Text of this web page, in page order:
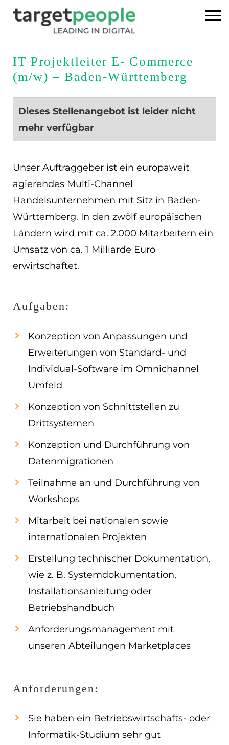
Executive Search
Referenzen
News
DE
EN
IT Projektleiter E- Commerce
(m/w) – Baden-Württemberg
Dieses Stellenangebot ist leider nicht
mehr verfügbar
Unser Auftraggeber ist ein europaweit
agierendes Multi-Channel
Handelsunternehmen mit Sitz in Baden-
Württemberg. In den zwölf europäischen
Ländern wird mit ca. 2.000 Mitarbeitern ein
Umsatz von ca. 1 Milliarde Euro
erwirtschaftet.
Aufgaben:
Konzeption von Anpassungen und
Erweiterungen von Standard- und
Individual-Software im Omnichannel
Umfeld
Konzeption von Schnittstellen zu
Drittsystemen
Konzeption und Durchführung von
Datenmigrationen
Teilnahme an und Durchführung von
Workshops
Mitarbeit bei nationalen sowie
internationalen Projekten
Erstellung technischer Dokumentation,
wie z. B. Systemdokumentation,
Installationsanleitung oder
Betriebshandbuch
Anforderungsmanagement mit
unseren Abteilungen Marketplaces
Anforderungen:
Sie haben ein Betriebswirtschafts- oder
Informatik-Studium sehr gut